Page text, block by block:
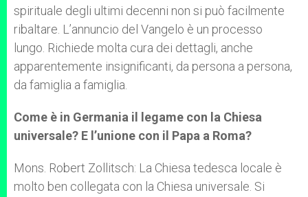
spirituale degli ultimi decenni non si può facilmente
ribaltare. L’annuncio del Vangelo è un processo
lungo. Richiede molta cura dei dettagli, anche
apparentemente insignificanti, da persona a persona,
da famiglia a famiglia.
Come è in Germania il legame con la Chiesa
universale? E l’unione con il Papa a Roma?
Mons. Robert Zollitsch: La Chiesa tedesca locale è
molto ben collegata con la Chiesa universale. Si